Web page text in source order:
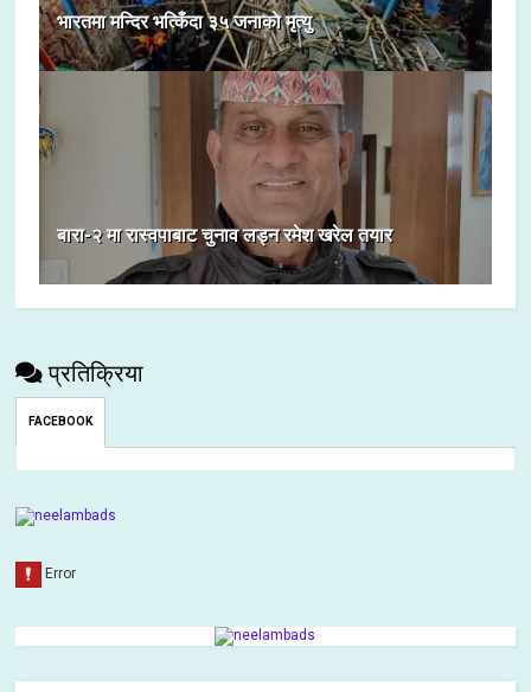
भारतमा मन्दिर भत्किँदा ३५ जनाकाे मृत्यु
बारा-२ मा रास्वपाबाट चुनाव लड्न रमेश खरेल तयार
प्रतिक्रिया
FACEBOOK